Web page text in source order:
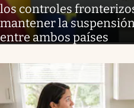
los controles
mantener la
entre ambos países